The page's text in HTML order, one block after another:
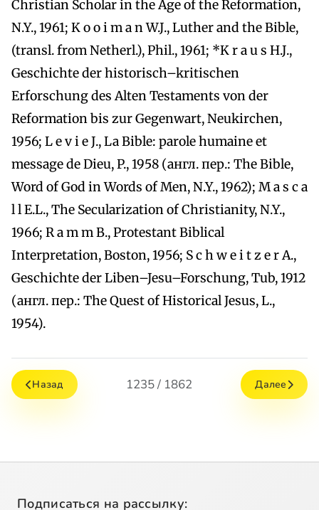
Christian Scholar in the Age of the Reformation,
N.Y., 1961; K o o i m a n W.J., Luther and the Bible,
(transl. from Netherl.), Phil., 1961; *K r a u s H.J.,
Geschichte der historisch–kritischen
Erforschung des Alten Testaments von der
Reformation bis zur Gegenwart, Neukirchen,
1956; L e v i e J., La Bible: parole humaine et
message de Dieu, P., 1958 (англ. пер.: The Bible,
Word of God in Words of Men, N.Y., 1962); M a s c a
l l E.L., The Secularization of Christianity, N.Y.,
1966; R a m m B., Protestant Biblical
Interpretation, Boston, 1956; S c h w e i t z e r A.,
Geschichte der Liben–Jesu–Forschung, Tub, 1912
(англ. пер.: The Quest of Historical Jesus, L.,
1954).
Назад 1235 / 1862 Далее
Подписаться на рассылку: